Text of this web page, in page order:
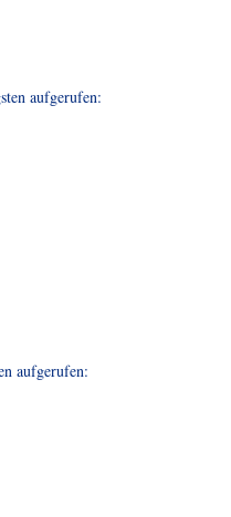
aufgerufen:
aufgerufen: